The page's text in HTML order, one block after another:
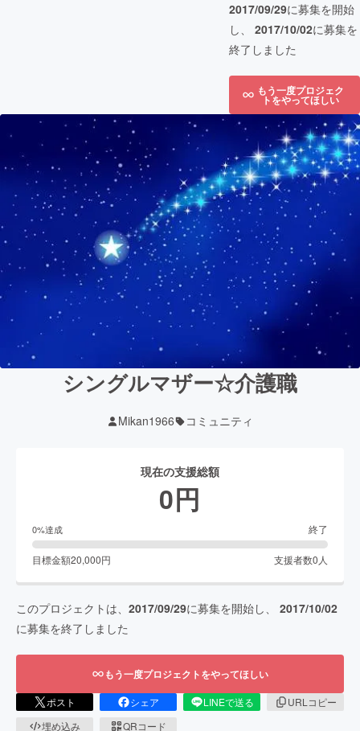
2017/09/29に募集を開始
し、 2017/10/02に募集を
終了しました
もう一度プロジェク
トをやってほしい
シングルマザー☆介護職
Mikan1966 コミュニティ
現在の支援総額
0円
0%達成 終了
目標金額20,000円 支援者数0 人
このプロジェクトは、 2017/09/29に募集を開始し、 2017/10/02
に募集を終了しました
もう一度プロジェクトをやってほしい
ポスト シェア LINEで送る
URLコピー
埋め込み
QRコード